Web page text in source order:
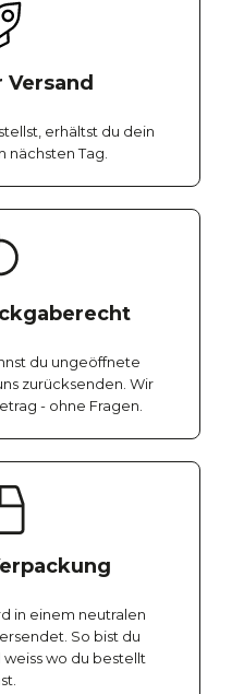
Versand
erhältst du dein
nächsten Tag.
du ungeöffnete
zurücksenden. Wir
- ohne Fragen.
in einem neutralen
So bist du
weiss wo du bestellt